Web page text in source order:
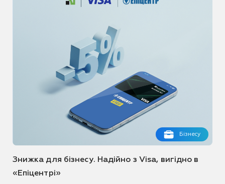
Бізнесу
Знижка для бізнесу. Надійно з Visa, вигідно в
«Епіцентрі»